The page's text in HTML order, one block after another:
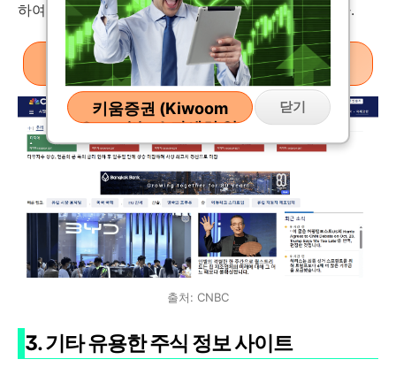
키움증권 (Kiwoom
Securities) 자세히 알
아보기
닫기
하여 글로벌 투자자에게 유용하게 이용되고 있습니다.
CNBC 바로가기
출처: CNBC
3. 기타 유용한 주식 정보 사이트